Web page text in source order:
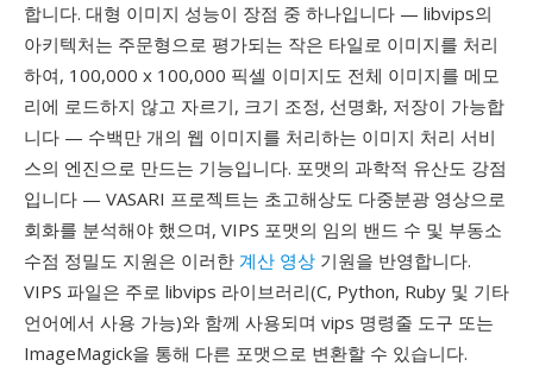
합니다. 대형 이미지 성능이 장점 중 하나입니다 — libvips의
아키텍처는 주문형으로 평가되는 작은 타일로 이미지를 처리
하여, 100,000 x 100,000 픽셀 이미지도 전체 이미지를 메모
리에 로드하지 않고 자르기, 크기 조정, 선명화, 저장이 가능합
니다 — 수백만 개의 웹 이미지를 처리하는 이미지 처리 서비
스의 엔진으로 만드는 기능입니다. 포맷의 과학적 유산도 강점
입니다 — VASARI 프로젝트는 초고해상도 다중분광 영상으로
회화를 분석해야 했으며, VIPS 포맷의 임의 밴드 수 및 부동소
수점 정밀도 지원은 이러한 계산 영상 기원을 반영합니다.
VIPS 파일은 주로 libvips 라이브러리(C, Python, Ruby 및 기타
언어에서 사용 가능)와 함께 사용되며 vips 명령줄 도구 또는
ImageMagick을 통해 다른 포맷으로 변환할 수 있습니다.